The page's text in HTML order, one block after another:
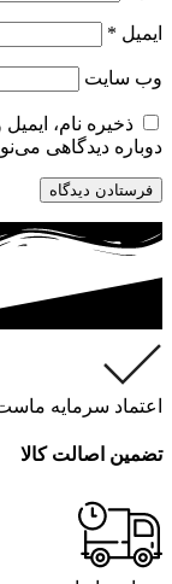
ایمیل *
وب‌ سایت
ذخیره نام،
دوباره دیدگاهی
اعتماد سرمایه
تضمین اصالت کالا